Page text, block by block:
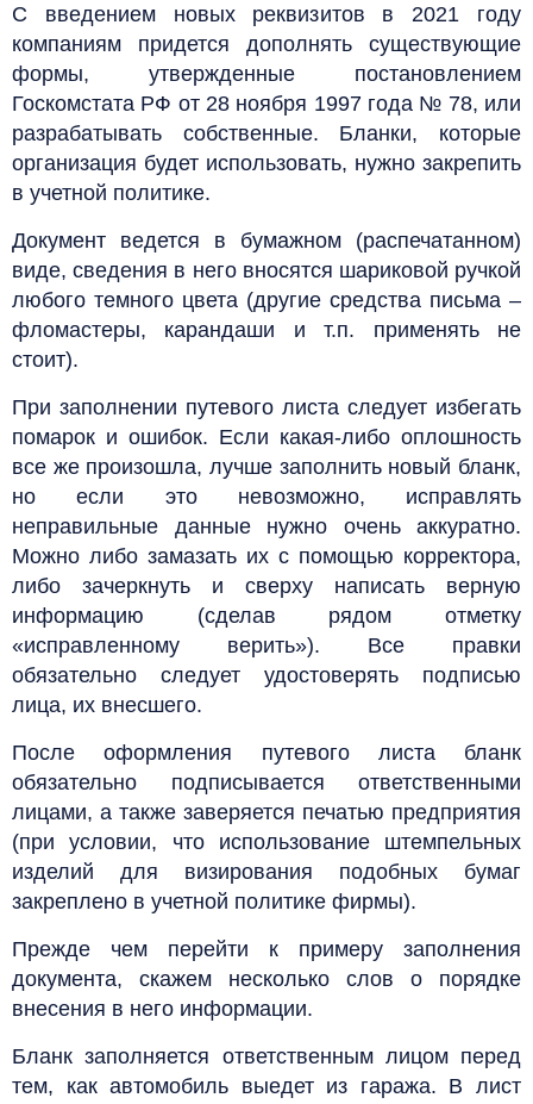
С введением новых реквизитов в 2021 году
компаниям придется дополнять существующие
формы, утвержденные постановлением
Госкомстата РФ от 28 ноября 1997 года № 78, или
разрабатывать собственные. Бланки, которые
организация будет использовать, нужно закрепить
в учетной политике.
Документ ведется в бумажном (распечатанном)
виде, сведения в него вносятся шариковой ручкой
любого темного цвета (другие средства письма –
фломастеры, карандаши и т.п. применять не
стоит).
При заполнении путевого листа следует избегать
помарок и ошибок. Если какая-либо оплошность
все же произошла, лучше заполнить новый бланк,
но если это невозможно, исправлять
неправильные данные нужно очень аккуратно.
Можно либо замазать их с помощью корректора,
либо зачеркнуть и сверху написать верную
информацию (сделав рядом отметку
«исправленному верить»). Все правки
обязательно следует удостоверять подписью
лица, их внесшего.
После оформления путевого листа бланк
обязательно подписывается ответственными
лицами, а также заверяется печатью предприятия
(при условии, что использование штемпельных
изделий для визирования подобных бумаг
закреплено в учетной политике фирмы).
Прежде чем перейти к примеру заполнения
документа, скажем несколько слов о порядке
внесения в него информации.
Бланк заполняется ответственным лицом перед
тем, как автомобиль выедет из гаража. В лист